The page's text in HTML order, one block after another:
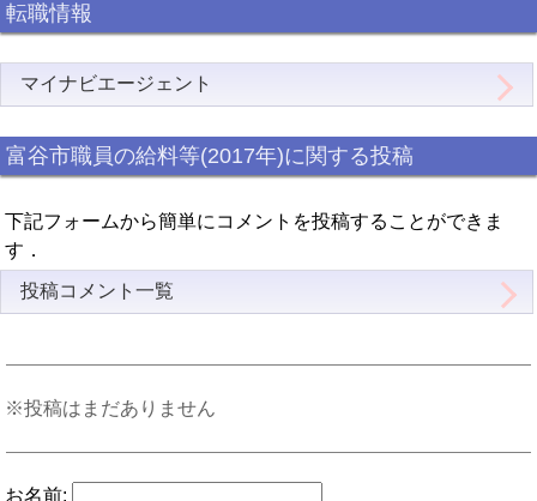
転職情報
マイナビエージェント
富谷市職員の給料等(2017年)に関する投稿
下記フォームから簡単にコメントを投稿することができま
す．
投稿コメント一覧
※投稿はまだありません
お名前: